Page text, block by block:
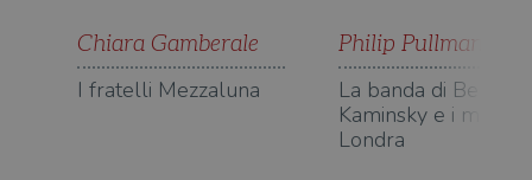
Chiara Gamberale
I fratelli Mezzaluna
Philip Pullman
La banda di Benny
Kaminsky e i misteri
Londra